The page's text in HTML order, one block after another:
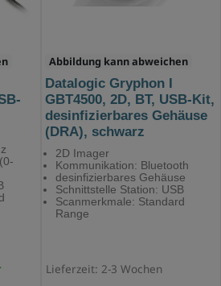
Abbildung kann abweichen
Datalogic Gryphon I
GBT4500, 2D, BT, USB-Kit,
desinfizierbares Gehäuse
(DRA), schwarz
2D Imager
Kommunikation: Bluetooth
desinfizierbares Gehäuse
Schnittstelle Station: USB
Scanmerkmale: Standard
Range
Lieferzeit: 2-3 Wochen